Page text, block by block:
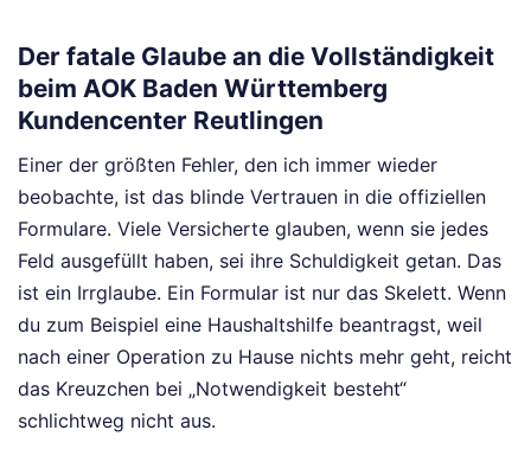
Der fatale Glaube an die Vollständigkeit
beim AOK Baden Württemberg
Kundencenter Reutlingen
Einer der größten Fehler, den ich immer wieder
beobachte, ist das blinde Vertrauen in die offiziellen
Formulare. Viele Versicherte glauben, wenn sie jedes
Feld ausgefüllt haben, sei ihre Schuldigkeit getan. Das
ist ein Irrglaube. Ein Formular ist nur das Skelett. Wenn
du zum Beispiel eine Haushaltshilfe beantragst, weil
nach einer Operation zu Hause nichts mehr geht, reicht
das Kreuzchen bei „Notwendigkeit besteht“
schlichtweg nicht aus.